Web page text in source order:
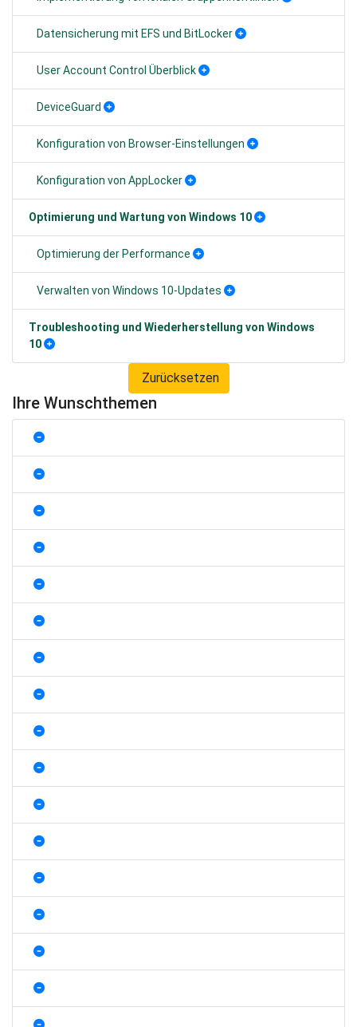
Datensicherung mit EFS und BitLocker
User Account Control Überblick
DeviceGuard
Konfiguration von Browser-Einstellungen
Konfiguration von AppLocker
Optimierung und Wartung von Windows 10
Optimierung der Performance
Verwalten von Windows 10-Updates
Troubleshooting und Wiederherstellung von Windows
10
Zurücksetzen
Ihre Wunschthemen